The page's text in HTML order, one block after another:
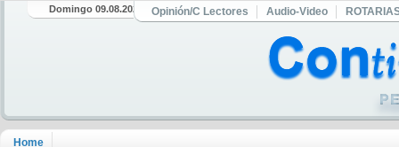
Domingo 09.08.2026 Opinión/C Lectores Audio-Video
Home